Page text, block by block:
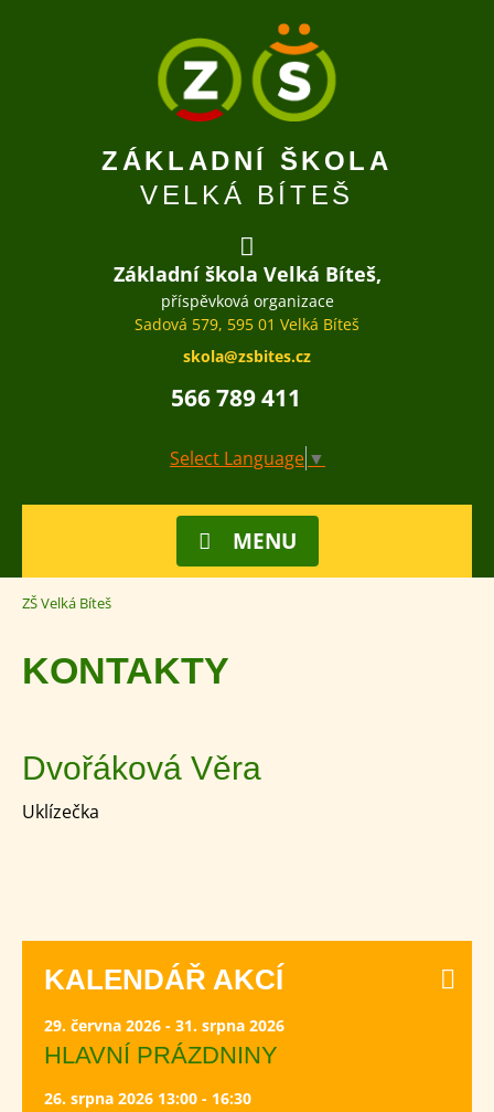
ZÁKLADNÍ ŠKOLA
VELKÁ BÍTEŠ
Základní škola Velká Bíteš,
příspěvková organizace
Sadová 579, 595 01 Velká Bíteš
skola@zsbites.cz
566 789 411
Select Language ▼
MENU
ZŠ Velká Bíteš
KONTAKTY
Dvořáková Věra
Uklízečka
KALENDÁŘ AKCÍ
29. června 2026 - 31. srpna 2026
HLAVNÍ PRÁZDNINY
26. srpna 2026 13:00 - 16:30